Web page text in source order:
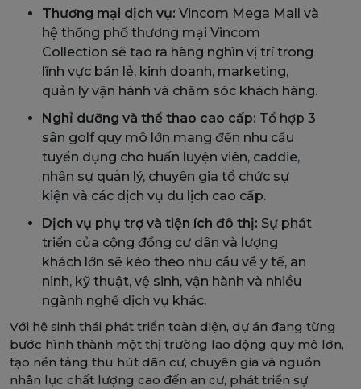
Thương mại dịch vụ: Vincom Mega Mall và
hệ thống phố thương mại Vincom
Collection sẽ tạo ra hàng nghìn vị trí trong
lĩnh vực bán lẻ, kinh doanh, marketing,
quản lý vận hành và chăm sóc khách hàng.
Nghỉ dưỡng và thể thao cao cấp: Tổ hợp 3
sân golf quy mô lớn mang đến nhu cầu
tuyển dụng cho huấn luyện viên, caddie,
nhân sự quản lý, chuyên gia tổ chức sự
kiện và các dịch vụ du lịch cao cấp.
Dịch vụ phụ trợ và tiện ích đô thị: Sự phát
triển của cộng đồng cư dân và lượng
khách lớn sẽ kéo theo nhu cầu về y tế, an
ninh, kỹ thuật, vệ sinh, vận hành và nhiều
ngành nghề dịch vụ khác.
Với hệ sinh thái phát triển toàn diện, dự án đang từng
bước hình thành một thị trường lao động quy mô lớn,
tạo nền tảng thu hút dân cư, chuyên gia và nguồn
nhân lực chất lượng cao đến an cư, phát triển sự